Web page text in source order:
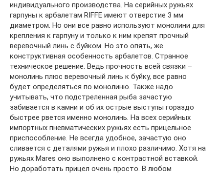
индивидуального производства. На серийных ружьях
гарпуны к арбалетам RIFFE имеют отверстие 3 мм
диаметром. Но они все равно используют монолини для
крепления к гарпуну и только к ним крепят прочный
веревочный линь с буйком. Но это опять, же
конструктивная особенность арбалетов. Странное
техническое решение. Ведь прочность всей связки –
монолинь плюс веревочный линь к буйку, все равно
будет определяться по монолиню. Также надо
учитывать, что подстреленная рыба зачастую
забивается в камни и об их острые выступы гораздо
быстрее рвется именно монолинь. На всех серийных
импортных пневматических ружьях есть прицельное
приспособление. Не всегда удобное, зачастую оно
сливается с деталями ружья и плохо различимо. Хотя на
ружьях Mares оно выполнено с контрастной вставкой.
Но доработать прицел очень просто. В любом